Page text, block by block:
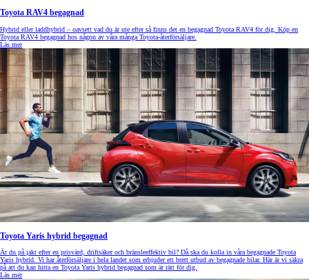
Toyota RAV4 begagnad
Hybrid eller laddhybrid – oavsett vad du är ute efter så finns det en begagnad Toyota RAV4 för dig. Köp en
Toyota RAV4 begagnad hos någon av våra många Toyota-återförsäljare.
Läs mer
Toyota Yaris hybrid begagnad
Är du på jakt efter en prisvärd, driftsäker och bränsleeffektiv bil? Då ska du kolla in våra begagnade Toyota
Yaris hybrid. Vi har återförsäljare i hela landet som erbjuder ett brett utbud av begagnade bilar. Här är vi säkra
på att du kan hitta en Toyota Yaris hybrid begagnad som är rätt för dig.
Läs mer